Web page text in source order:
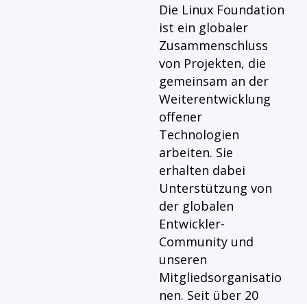
Die Linux Foundation
ist ein globaler
Zusammenschluss
von Projekten, die
gemeinsam an der
Weiterentwicklung
offener
Technologien
arbeiten. Sie
erhalten dabei
Unterstützung von
der globalen
Entwickler-
Community und
unseren
Mitgliedsorganisatio
nen. Seit über 20